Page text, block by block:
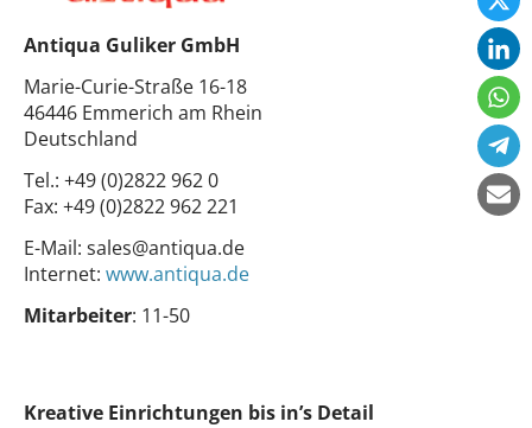
Antiqua Guliker GmbH
Marie-Curie-Straße 16-18
46446 Emmerich am Rhein
Deutschland
Tel.: +49 (0)2822 962 0
Fax: +49 (0)2822 962 221
E-Mail: sales@antiqua.de
Internet: www.antiqua.de
Mitarbeiter: 11-50
Kreative Einrichtungen bis in’s Detail